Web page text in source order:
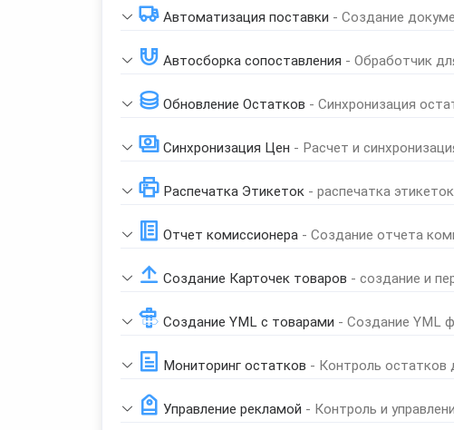
Автоматизация поставки - Создание
Автосборка сопоставления - Обработчик
Обновление Остатков - Синхронизация
Синхронизация Цен - Расчет и
Распечатка Этикеток - распечатка
Отчет комиссионера - Создание отчета
Создание Карточек товаров - создание и
Создание YML с товарами - Создание YML
Мониторинг остатков - Контроль остатков
Управление рекламой - Контроль и